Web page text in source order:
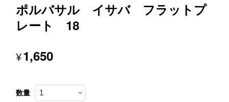
ポルバサル イサバ フラットプ
レート 18
¥1,650
数量